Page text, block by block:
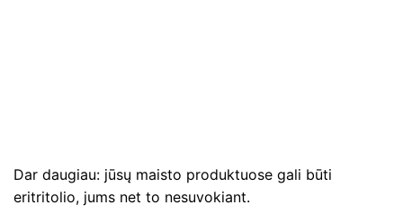
Dar daugiau: jūsų maisto produktuose gali būti
eritritolio, jums net to nesuvokiant.